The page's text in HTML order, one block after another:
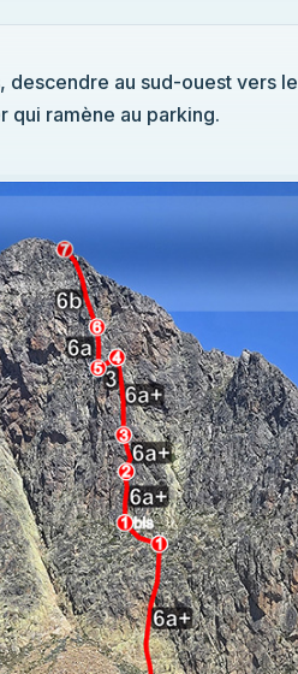
descendre au sud-ouest vers
qui ramène au parking.